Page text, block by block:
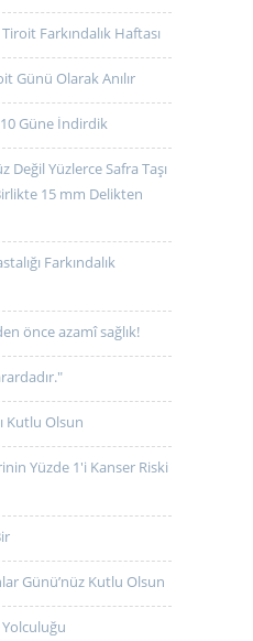
Farkındalık Haftası
Günü Olarak Anılır
Güne İndirdik
Değil Yüzlerce Safra Taşı
15 mm Delikten
Farkındalık
önce azamî sağlık!
Kutlu Olsun
Yüzde 1'i Kanser Riski
Günü’nüz Kutlu Olsun
Yolculuğu